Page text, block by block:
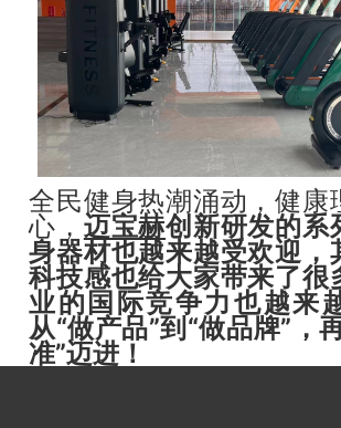
全民健身热潮涌动，健康
心， 迈宝赫创新研发的系
身器材也越来越受欢迎，
科技感也给大家带来了很
业的国际竞争力也越来
从“做产品”到“做品牌”，
准”迈进！